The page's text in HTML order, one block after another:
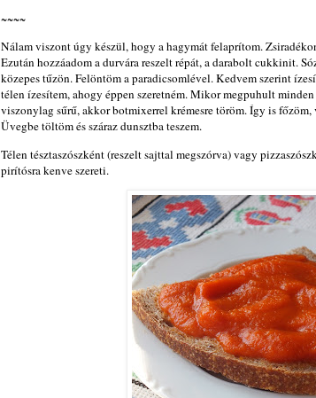
~~~~
Nálam viszont úgy készül, hogy a hagymát felaprítom.
Ezután hozzáadom a durvára reszelt répát, a darabolt cukkinit.
közepes tűzön. Felöntöm a paradicsomlével. Kedvem szerint
télen ízesítem, ahogy éppen szeretném. Mikor megpuhult
viszonylag sűrű, akkor botmixerrel krémesre töröm. Így is
Üvegbe töltöm és száraz dunsztba teszem.
Télen tésztaszószként (reszelt sajttal megszórva) vagy
pirítósra kenve szereti.